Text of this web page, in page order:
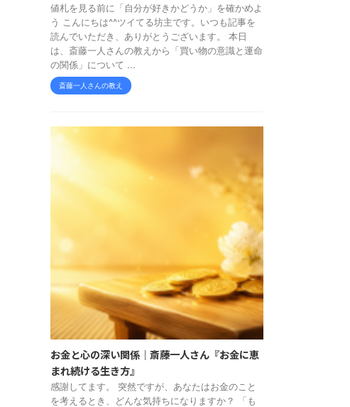
値札を見る前に「自分が好きかどうか」を確かめよ
う こんにちは^^ツイてる坊主です。いつも記事を
読んでいただき、ありがとうございます。 本日
は、斎藤一人さんの教えから「買い物の意識と運命
の関係」について ...
斎藤一人さんの教え
お金と心の深い関係｜斎藤一人さん『お金に恵
まれ続ける生き方』
感謝してます。 突然ですが、あなたはお金のこと
を考えるとき、どんな気持ちになりますか？ 「も